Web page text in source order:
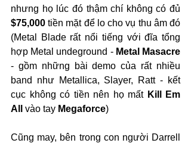
$75,000 tiền mặt để lo cho vụ thu âm đó
(Metal Blade rất nổi tiếng với đĩa tổng
hợp Metal undeground - Metal Masacre
- gồm những bài demo của rất nhiều
band như Metallica, Slayer, Ratt - kết
cục không có tiền nên họ mất Kill Em
All
vào tay Megaforce)
Cũng may, bên trong con người Darrell